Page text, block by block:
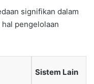
signifikan dalam
pengelolaan
Sistem Lain